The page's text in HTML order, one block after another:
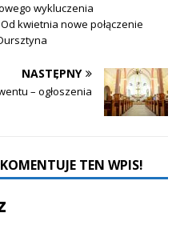
wykluczenia
kwietnia nowe połączenie
NASTĘPNY
– ogłoszenia
TEN WPIS!